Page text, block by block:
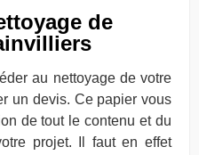
de
au nettoyage de votre
un devis. Ce papier vous
de tout le contenu et du
projet. Il faut en effet